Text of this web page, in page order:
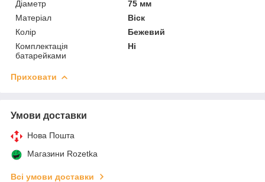
Діаметр
75 мм
Матеріал
Віск
Колір
Бежевий
Комплектація
батарейками
Ні
Приховати
Умови доставки
Нова Пошта
Магазини Rozetka
Всі умови доставки